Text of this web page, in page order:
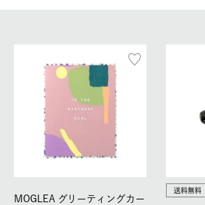
MOGLEA グリーティングカー
送料無料